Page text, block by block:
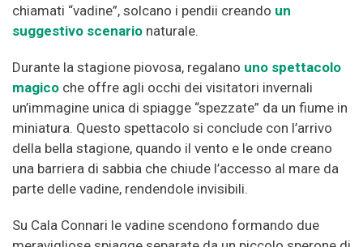
chiamati “vadine”, solcano i pendii creando un
suggestivo scenario naturale.
Durante la stagione piovosa, regalano uno spettacolo
magico che offre agli occhi dei visitatori invernali
un’immagine unica di spiagge “spezzate” da un fiume in
miniatura. Questo spettacolo si conclude con l’arrivo
della bella stagione, quando il vento e le onde creano
una barriera di sabbia che chiude l’accesso al mare da
parte delle vadine, rendendole invisibili.
Su Cala Connari le vadine scendono formando due